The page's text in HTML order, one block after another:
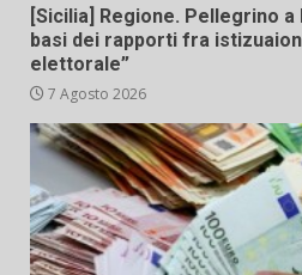
[Sicilia] Regione. Pellegrino a
basi dei rapporti fra
elettorale”
7 Agosto 2026